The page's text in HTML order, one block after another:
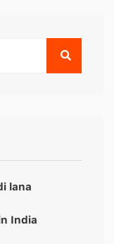
lana
India